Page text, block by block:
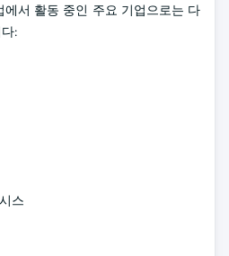
에서 활동 중인 주요 기업으로는 다
:
스